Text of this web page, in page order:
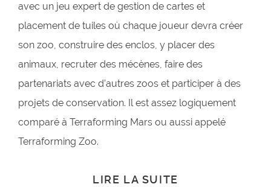
avec un jeu expert de gestion de cartes et
placement de tuiles où chaque joueur devra créer
son zoo, construire des enclos, y placer des
animaux, recruter des mécènes, faire des
partenariats avec d’autres zoos et participer à des
projets de conservation. Il est assez logiquement
comparé à Terraforming Mars ou aussi appelé
Terraforming Zoo.
LIRE LA SUITE